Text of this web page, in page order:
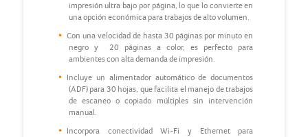
impresión ultra bajo por página, lo que lo convierte en
una opción económica para trabajos de alto volumen.
Con una velocidad de hasta 30 páginas por minuto en
negro y 20 páginas a color, es perfecto para
ambientes con alta demanda de impresión.
Incluye un alimentador automático de documentos
(ADF) para 30 hojas, que facilita el manejo de trabajos
de escaneo o copiado múltiples sin intervención
manual.
Incorpora conectividad Wi-Fi y Ethernet para